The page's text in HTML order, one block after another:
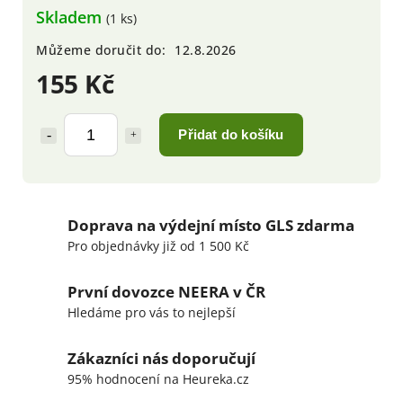
155 Kč
Přidat do košíku
Skladem (1 ks)
Můžeme doručit do:
12.8.2026
Doprava na výdejní místo GLS zdarma
Pro objednávky již od 1 500 Kč
První dovozce NEERA v ČR
Hledáme pro vás to nejlepší
Zákazníci nás doporučují
95% hodnocení na Heureka.cz